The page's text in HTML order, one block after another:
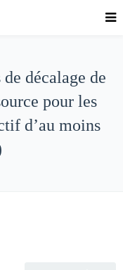
décalage de
pour les
d’au moins